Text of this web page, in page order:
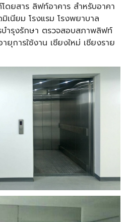
ยสาร ลิฟท์อาคาร สำหรับอาคา
เนียม โรงแรม โรงพยาบาล
ำรุงรักษา ตรวจสอบสภาพลิฟท์
ยุการใช้งาน เชียงใหม่ เชียงราย